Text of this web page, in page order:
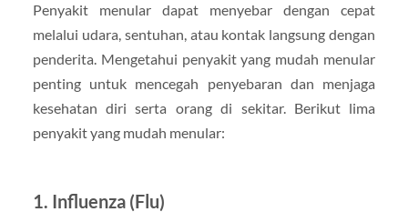
Penyakit menular dapat menyebar dengan cepat
melalui udara, sentuhan, atau kontak langsung dengan
penderita. Mengetahui penyakit yang mudah menular
penting untuk mencegah penyebaran dan menjaga
kesehatan diri serta orang di sekitar. Berikut lima
penyakit yang mudah menular:
1. Influenza (Flu)